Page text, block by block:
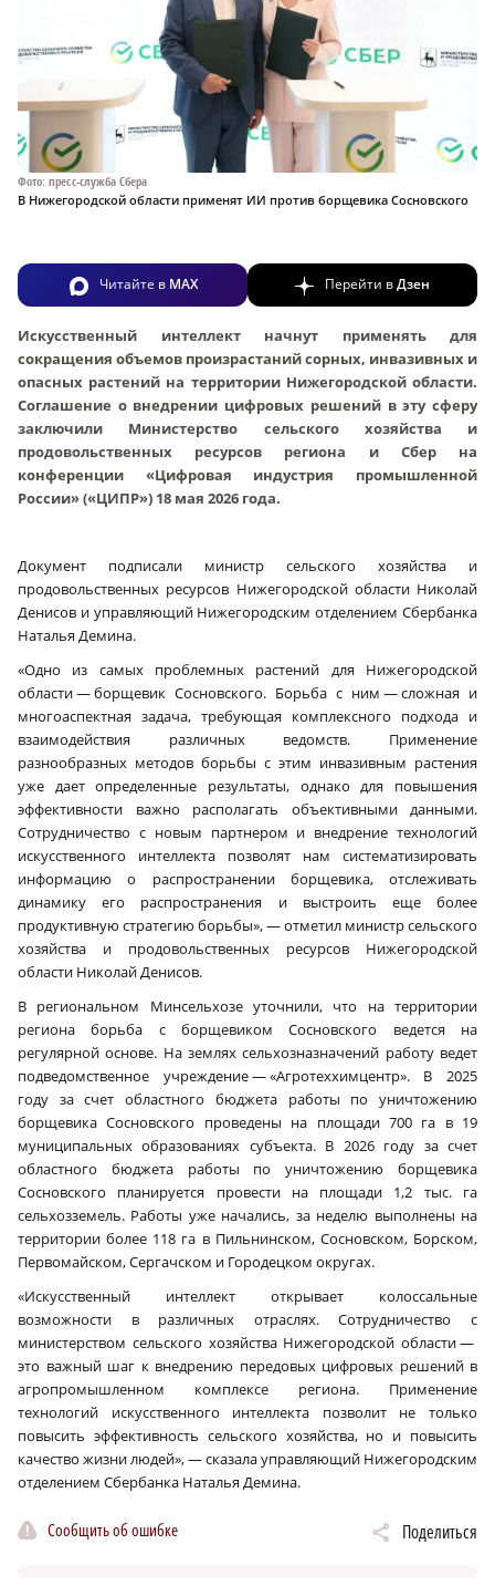
Фото: пресс-служба Сбера
В Нижегородской области применят ИИ против борщевика Сосновского
Читайте в MAX Перейти вДзен
Искусственный интеллект начнут применять для
сокращения объемов произрастаний сорных, инвазивных и
опасных растений на территории Нижегородской области.
Соглашение о внедрении цифровых решений в эту сферу
заключили Министерство сельского хозяйства и
продовольственных ресурсов региона и Сбер на
конференции «Цифровая индустрия промышленной
России» («ЦИПР») 18 мая 2026 года.
Документ подписали министр сельского хозяйства и
продовольственных ресурсов Нижегородской области Николай
Денисов и управляющий Нижегородским отделением Сбербанка
Наталья Демина.
«Одно из самых проблемных растений для Нижегородской
области — борщевик Сосновского. Борьба с ним — сложная и
многоаспектная задача, требующая комплексного подхода и
взаимодействия различных ведомств. Применение
разнообразных методов борьбы с этим инвазивным растения
уже дает определенные результаты, однако для повышения
эффективности важно располагать объективными данными.
Сотрудничество с новым партнером и внедрение технологий
искусственного интеллекта позволят нам систематизировать
информацию о распространении борщевика, отслеживать
динамику его распространения и выстроить еще более
продуктивную стратегию борьбы», — отметил министр сельского
хозяйства и продовольственных ресурсов Нижегородской
области Николай Денисов.
В региональном Минсельхозе уточнили, что на территории
региона борьба с борщевиком Сосновского ведется на
регулярной основе. На землях сельхозназначений работу ведет
подведомственное учреждение — «Агротеххимцентр». В 2025
году за счет областного бюджета работы по уничтожению
борщевика Сосновского проведены на площади 700 га в 19
муниципальных образованиях субъекта. В 2026 году за счет
областного бюджета работы по уничтожению борщевика
Сосновского планируется провести на площади 1,2 тыс. га
сельхозземель. Работы уже начались, за неделю выполнены на
территории более 118 га в Пильнинском, Сосновском, Борском,
Первомайском, Сергачском и Городецком округах.
«Искусственный интеллект открывает колоссальные
возможности в различных отраслях. Сотрудничество с
министерством сельского хозяйства Нижегородской области —
это важный шаг к внедрению передовых цифровых решений в
агропромышленном комплексе региона. Применение
технологий искусственного интеллекта позволит не только
повысить эффективность сельского хозяйства, но и повысить
качество жизни людей», — сказала управляющий Нижегородским
отделением Сбербанка Наталья Демина.
Сообщить об ошибке Поделиться